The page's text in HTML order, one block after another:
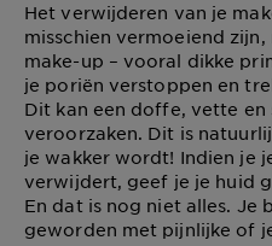
Het verwijderen van je
misschien vermoeiend
make-up – vooral dikke
je poriën verstoppen en
Dit kan een doffe, vette en
veroorzaken. Dit is
je wakker wordt! Indien je
verwijdert, geef je je huid
En dat is nog niet alles. Je
geworden met pijnlijke of